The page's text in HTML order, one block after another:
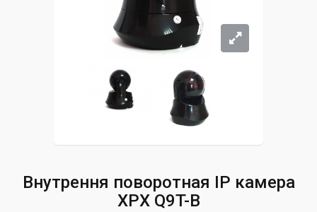
Внутрення поворотная IP камера
XPX Q9T-B